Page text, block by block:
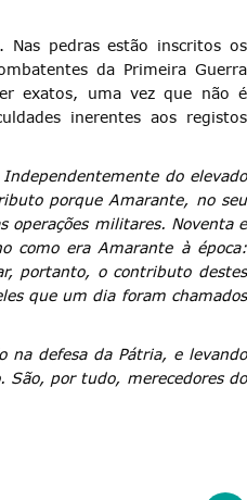
pedras estão inscritos os
da Primeira Guerra
exatos, uma vez que não é
inerentes aos registos
do elevado
porque Amarante, no seu
operações militares. Noventa e
como era Amarante à época:
portanto, o contributo destes
que um dia foram chamados
na defesa da Pátria, e levando
São, por tudo, merecedores do